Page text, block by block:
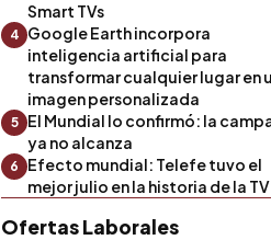
Smart TVs
4 Google Earth incorpora
inteligencia artificial para
transformar cualquier lugar en
imagen personalizada
5
El Mundial lo confirmó: la
ya no alcanza
6
Efecto mundial: Telefe tuvo el
mejor julio en la historia de la TV
Ofertas Laborales